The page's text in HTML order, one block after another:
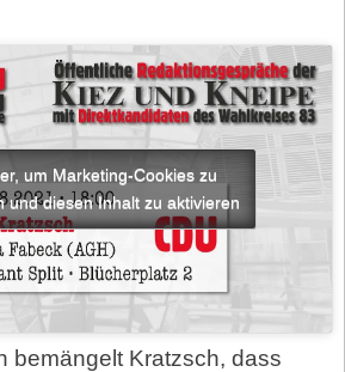
um Marketing-Cookies zu
und diesen Inhalt zu aktivieren
bemängelt Kratzsch, dass